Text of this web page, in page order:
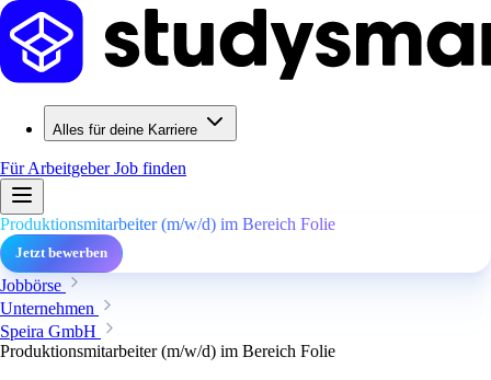
Alles für deine Karriere
Für ArbeitgeberJob finden
Produktionsmitarbeiter (m/w/d) im Bereich Folie
Jetzt bewerben
Jobbörse
Unternehmen
Speira GmbH
Produktionsmitarbeiter (m/w/d) im Bereich Folie